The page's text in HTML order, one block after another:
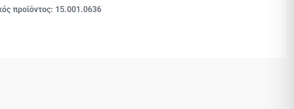
15.001.0636